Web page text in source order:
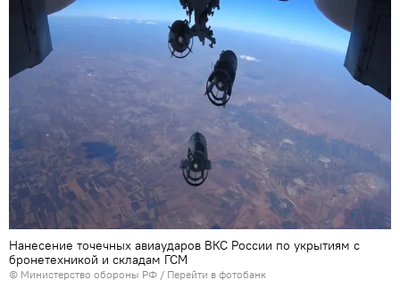
Нанесение точечных авиаударов ВКС России по укрытиям с
бронетехникой и складам ГСМ
© Министерство обороны РФ / Перейти в фотобанк